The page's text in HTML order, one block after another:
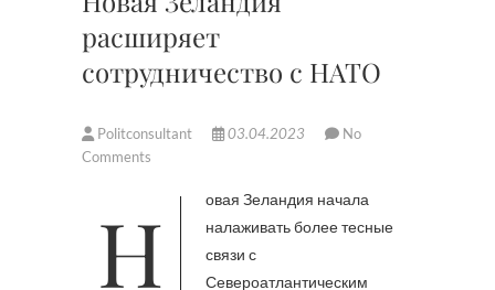
расширяет
сотрудничество с НАТО
Politconsultant 03.04.2023
No
Comments
Новая Зеландия начала
налаживать более тесные
связи с
Североатлантическим